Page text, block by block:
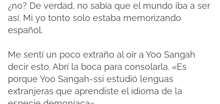
¿no? De verdad, no sabía que el mundo iba a ser
así. Mi yo tonto solo estaba memorizando
español.
Me sentí un poco extraño al oír a Yoo Sangah
decir esto. Abrí la boca para consolarla. «Es
porque Yoo Sangah-ssi estudió lenguas
extranjeras que aprendiste el idioma de la